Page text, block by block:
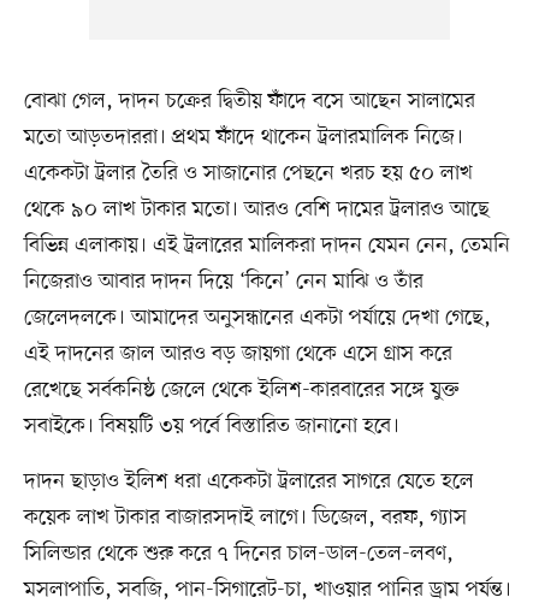
বোঝা গেল, দাদন চক্রের দ্বিতীয় ফাঁদে বসে আছেন সালামের
মতো আড়তদাররা। প্রথম ফাঁদে থাকেন ট্রলারমালিক নিজে।
একেকটা ট্রলার তৈরি ও সাজানোর পেছনে খরচ হয় ৫০ লাখ
থেকে ৯০ লাখ টাকার মতো। আরও বেশি দামের ট্রলারও আছে
বিভিন্ন এলাকায়। এই ট্রলারের মালিকরা দাদন যেমন নেন, তেমনি
নিজেরাও আবার দাদন দিয়ে ‘কিনে’ নেন মাঝি ও তাঁর
জেলেদলকে। আমাদের অনুসন্ধানের একটা পর্যায়ে দেখা গেছে,
এই দাদনের জাল আরও বড় জায়গা থেকে এসে গ্রাস করে
রেখেছে সর্বকনিষ্ঠ জেলে থেকে ইলিশ-কারবারের সঙ্গে যুক্ত
সবাইকে। বিষয়টি ৩য় পর্বে বিস্তারিত জানানো হবে।
দাদন ছাড়াও ইলিশ ধরা একেকটা ট্রলারের সাগরে যেতে হলে
কয়েক লাখ টাকার বাজারসদাই লাগে। ডিজেল, বরফ, গ্যাস
সিলিন্ডার থেকে শুরু করে ৭ দিনের চাল-ডাল-তেল-লবণ,
মসলাপাতি, সবজি, পান-সিগারেট-চা, খাওয়ার পানির ড্রাম পর্যন্ত।